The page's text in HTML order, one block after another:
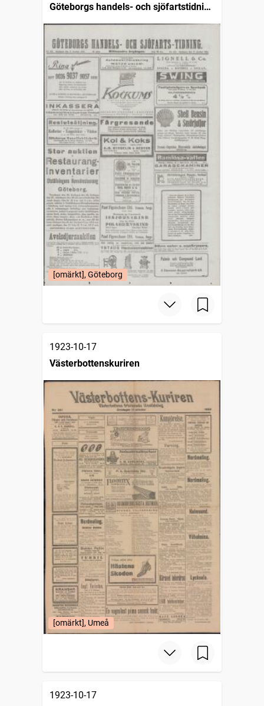
Göteborgs handels- och sjöfartstidning
(1832)
[omärkt], Göteborg
1923-10-17
Västerbottenskuriren
[omärkt], Umeå
1923-10-17